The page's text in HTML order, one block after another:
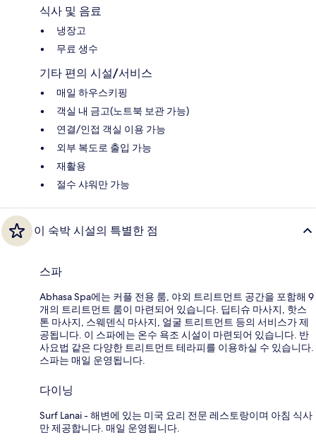
식사 및 음료
냉장고
무료 생수
기타 편의 시설/서비스
매일 하우스키핑
객실 내 금고(노트북 보관 가능)
연결/인접 객실 이용 가능
외부 복도로 출입 가능
재활용
절수 샤워만 가능
이 숙박 시설의 특별한 점
스파
Abhasa Spa에는 커플 전용 룸, 야외 트리트먼트 공간을 포함해 9
개의 트리트먼트 룸이 마련되어 있습니다. 딥티슈 마사지, 핫스
톤 마사지, 스웨덴식 마사지, 얼굴 트리트먼트 등의 서비스가 제
공됩니다. 이 스파에는 온수 욕조 시설이 마련되어 있습니다. 반
사요법 같은 다양한 트리트먼트 테라피를 이용하실 수 있습니다.
스파는 매일 운영됩니다.
다이닝
Surf Lanai - 해변에 있는 미국 요리 전문 레스토랑이며 아침 식사
만 제공합니다. 매일 운영됩니다.